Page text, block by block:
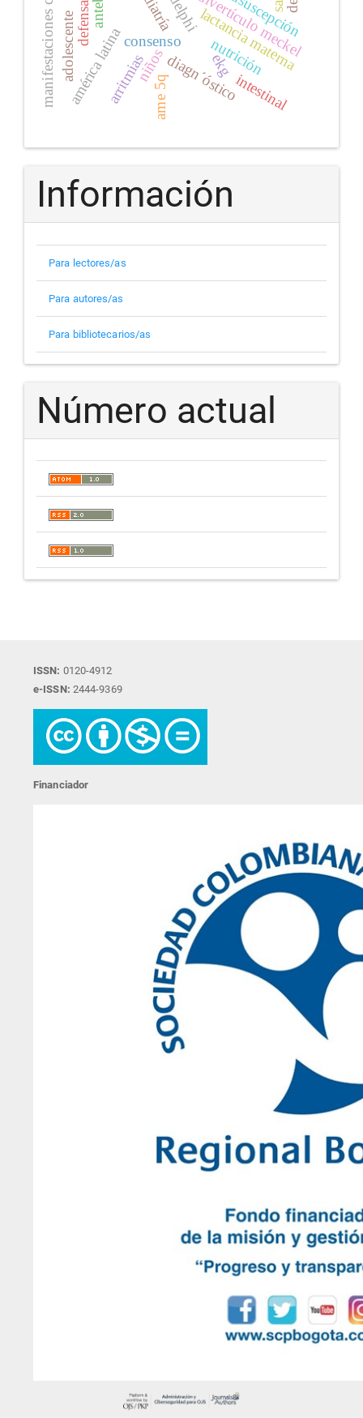
consenso lactancia materna
nutrición
ekg
niños
arritmias diagn´óstico
américa latina ame 5q
divertículo meckel
intestinal
adolescente
Información
Para lectores/as
Para autores/as
Para bibliotecarios/as
Número actual
ISSN: 0120-4912
e-ISSN: 2444-9369
Financiador